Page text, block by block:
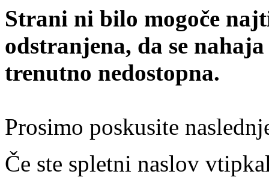
Strani ni bilo mogoče
odstranjena, da se
trenutno nedostopna.
Prosimo poskusite
Če ste spletni naslov